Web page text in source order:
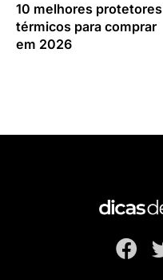
10 melhores protetores
térmicos para comprar
em 2026